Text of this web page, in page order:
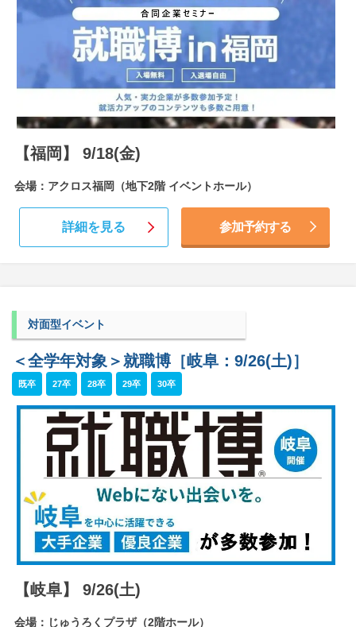
【福岡】 9/18(金)
会場：アクロス福岡（地下2階 イベントホール）
詳細を見る 参加予約する
対面型イベント
＜全学年対象＞就職博［岐阜：9/26(土)］
既卒 27卒 28卒 29卒 30卒
【岐阜】 9/26(土)
会場：じゅうろくプラザ（2階ホール）